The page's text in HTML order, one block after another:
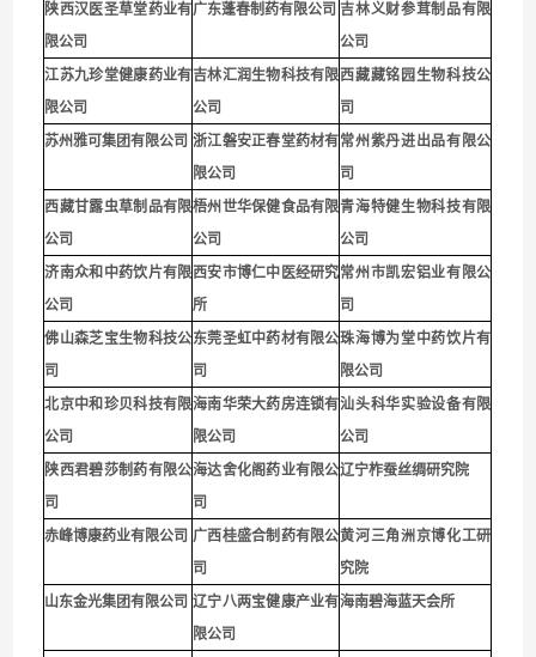
陕西汉医圣草堂药业有
限公司
广东蓬春制药有限公司 吉林义财参茸制品有限
公司
江苏九珍堂健康药业有
限公司
吉林汇润生物科技有限
公司
西藏藏铭园生物科技公
司
苏州雅可集团有限公司 浙江磐安正春堂药材有
限公司
常州紫丹进出品有限公
司
西藏甘露虫草制品有限
公司
梧州世华保健食品有限
公司
青海特健生物科技有限
公司
济南众和中药饮片有限
公司
西安市博仁中医经研究
所
常州市凯宏铝业有限公
司
佛山森芝宝生物科技公
司
东莞圣虹中药材有限公
司
珠海博为堂中药饮片有
限公司
北京中和珍贝科技有限
公司
海南华荣大药房连锁有
限公司
汕头科华实验设备有限
公司
陕西君碧莎制药有限公
司
海达舍化阁药业有限公
司
辽宁柞蚕丝绸研究院
赤峰博康药业有限公司 广西桂盛合制药有限公
司
黄河三角洲京博化工研
究院
山东金光集团有限公司 辽宁八两宝健康产业有
限公司
海南碧海蓝天会所